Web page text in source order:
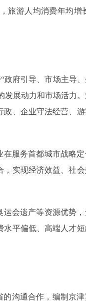
旅游人均消费年均增
府引导、市场主导、
发展动力和市场活力
、企业守法经营、游
服务首都城市战略定
实现经济效益、社
会遗产等资源优势，
水平偏低、高端人才
沟通合作，编制京津